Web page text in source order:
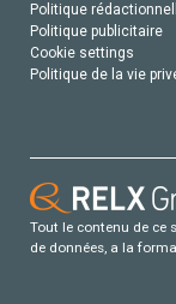
Politique
Politique publicitaire
Cookie settings
Politique de la vie
Tout le contenu de ce
de données, a la